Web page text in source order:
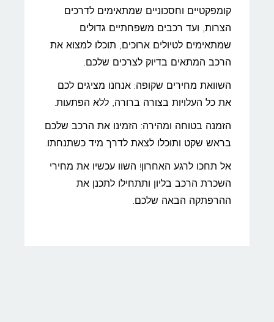
קומפקטיים וחסכוניים שמתאימים לדרכים
הצרות, ועד רכבים משפחתיים גדולים
שמתאימים לטיולים ארוכים, תוכלו למצוא את
הרכב המתאים בדיוק לצרכים שלכם.
השוואת מחירים שקופה: אנחנו מציגים לכם
את כל העלויות בצורה ברורה, ללא הפתעות.
הזמנה בטוחה ומהירה: הזמינו את הרכב שלכם
בראש שקט ותוכלו לצאת לדרך מיד כשתנחתו.
אל תחכו לרגע האחרון! השוו עכשיו את מחירי
השכרת הרכב בליון ותתחילו לתכנן את
ההרפתקה הבאה שלכם.